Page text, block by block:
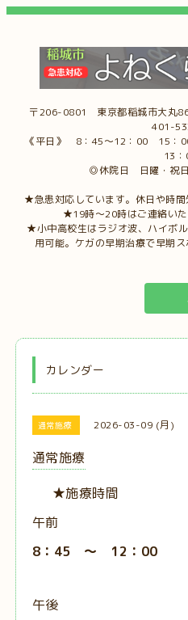
〒206-0801 東京都稲城市大
401-
《平日》 8：45～12：00 15：
13
◎休院日 日曜・祝
★急患対応しています。休日や時間
★19時～20時はご連絡いた
★小中高校生はラジオ波、ハイボ
用可能。ケガの早期治療で早期
カレンダー
通常施療 2026-03-09 (月)
通常施療
★施療時間
午前
8：45 ～ 12：00
午後